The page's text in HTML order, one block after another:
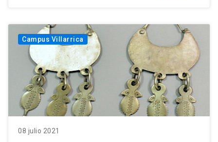
Campus Villarrica
08 julio 2021